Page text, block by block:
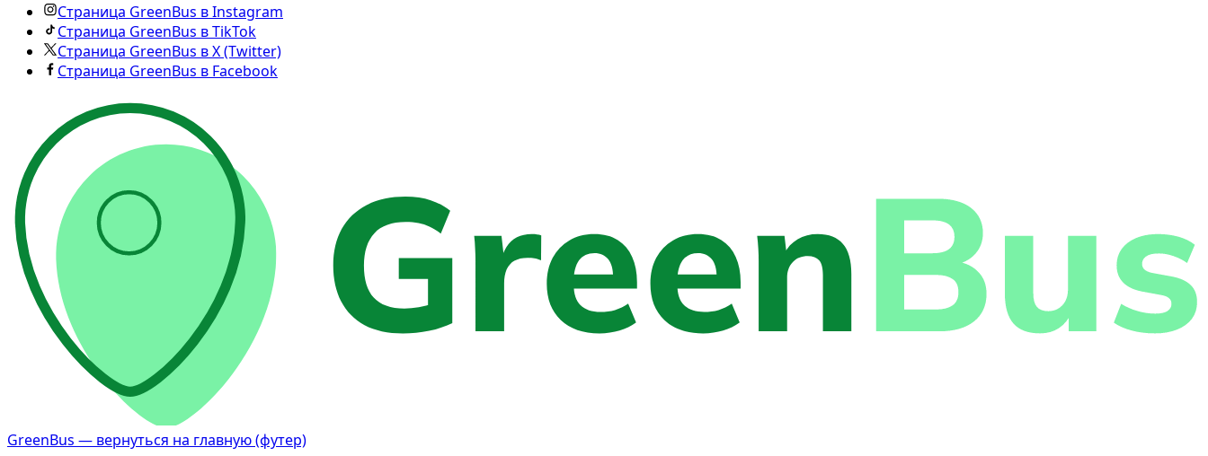
Страница GreenBus в Instagram
Страница GreenBus в TikTok
Страница GreenBus в X (Twitter)
Страница GreenBus в Facebook
GreenBus — вернуться на главную (футер)